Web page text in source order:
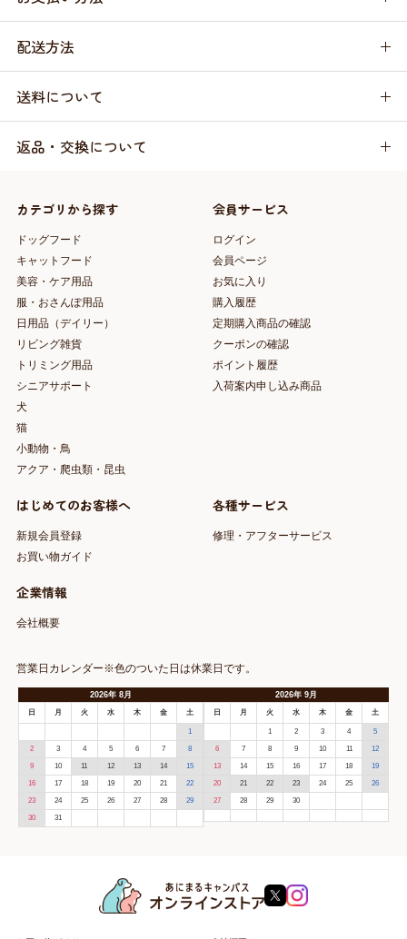
配送方法
送料について
返品・交換について
カテゴリから探す
ドッグフード
キャットフード
美容・ケア用品
服・おさんぽ用品
日用品（デイリー）
リビング雑貨
トリミング用品
シニアサポート
犬
猫
小動物・鳥
アクア・爬虫類・昆虫
会員サービス
ログイン
会員ページ
お気に入り
購入履歴
定期購入商品の確認
クーポンの確認
ポイント履歴
入荷案内申し込み商品
はじめてのお客様へ
新規会員登録
お買い物ガイド
各種サービス
修理・アフターサービス
企業情報
会社概要
営業日カレンダー※色のついた日は休業日です。
2026年 8月
日 月 火 水 木 金 土
1
2 3 4 5 6 7 8
9 10 11 12 13 14 15
16 17 18 19 20 21 22
23 24 25 26 27 28 29
30 31
2026年9月
日 月 火 水 木 金 土
1 2 3 4 5
6 7 8 9 10 11 12
13 14 15 16 17 18 19
20 21 22 23 24 25 26
27 28 29 30